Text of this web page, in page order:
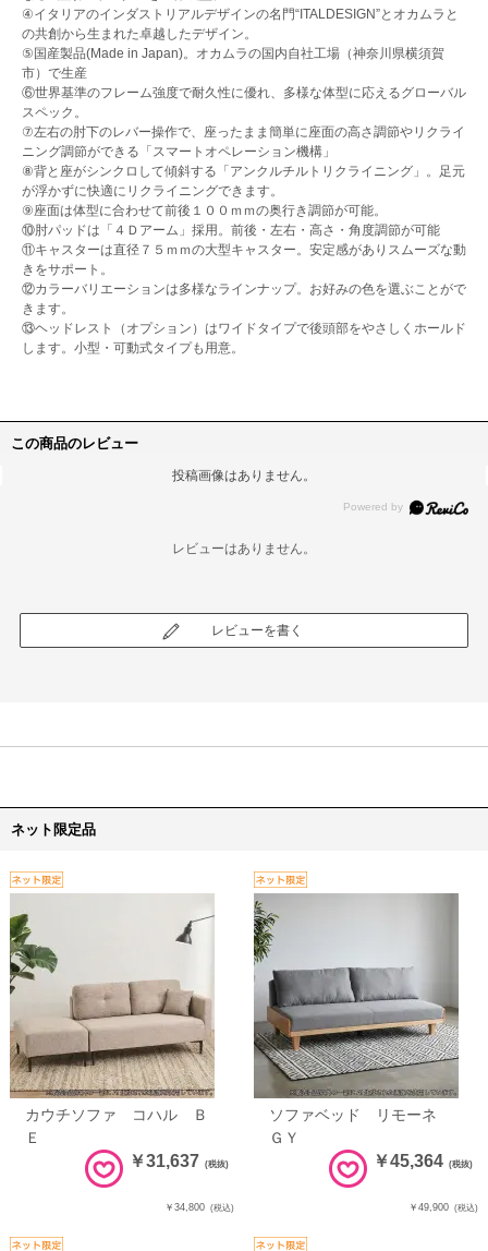
④イタリアのインダストリアルデザインの名門“ITALDESIGN”とオカムラと
の共創から生まれた卓越したデザイン。
⑤国産製品(Made in Japan)。オカムラの国内自社工場（神奈川県横須賀
市）で生産
⑥世界基準のフレーム強度で耐久性に優れ、多様な体型に応えるグローバル
スペック。
⑦左右の肘下のレバー操作で、座ったまま簡単に座面の高さ調節やリクライ
ニング調節ができる「スマートオペレーション機構」
⑧背と座がシンクロして傾斜する「アンクルチルトリクライニング」。足元
が浮かずに快適にリクライニングできます。
⑨座面は体型に合わせて前後１００ｍｍの奥行き調節が可能。
⑩肘パッドは「４Ｄアーム」採用。前後・左右・高さ・角度調節が可能
⑪キャスターは直径７５ｍｍの大型キャスター。安定感がありスムーズな動
きをサポート。
⑫カラーバリエーションは多様なラインナップ。お好みの色を選ぶことがで
きます。
⑬ヘッドレスト（オプション）はワイドタイプで後頭部をやさしくホールド
します。小型・可動式タイプも用意。
この商品のレビュー
投稿画像はありません。
レビューはありません。
レビューを書く
ネット限定品
カウチソファ コハル Ｂ
Ｅ
￥31,637 (税抜)
￥34,800 (税込)
ソファベッド リモーネ
ＧＹ
￥45,364 (税抜)
￥49,900 (税込)